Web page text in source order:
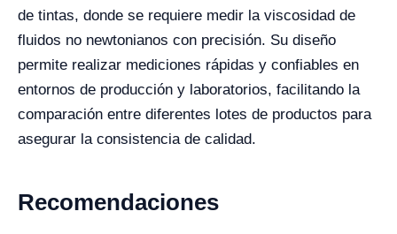
de tintas, donde se requiere medir la viscosidad de
fluidos no newtonianos con precisión. Su diseño
permite realizar mediciones rápidas y confiables en
entornos de producción y laboratorios, facilitando la
comparación entre diferentes lotes de productos para
asegurar la consistencia de calidad.
Recomendaciones